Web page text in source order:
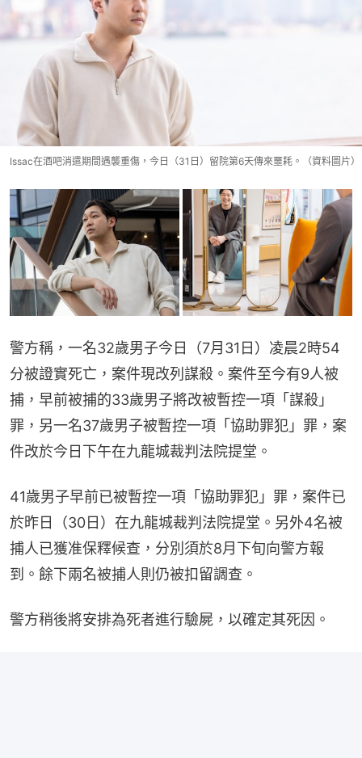
Issac在酒吧消遣期間遇襲重傷，今日（31日）留院第6天傳來噩耗。（資料圖片）
警方稱，一名32歲男子今日（7月31日）凌晨2時54
分被證實死亡，案件現改列謀殺。案件至今有9人被
捕，早前被捕的33歲男子將改被暫控一項「謀殺」
罪，另一名37歲男子被暫控一項「協助罪犯」罪，案
件改於今日下午在九龍城裁判法院提堂。
41歲男子早前已被暫控一項「協助罪犯」罪，案件已
於昨日（30日）在九龍城裁判法院提堂。另外4名被
捕人已獲准保釋候查，分別須於8月下旬向警方報
到。餘下兩名被捕人則仍被扣留調查。
警方稍後將安排為死者進行驗屍，以確定其死因。